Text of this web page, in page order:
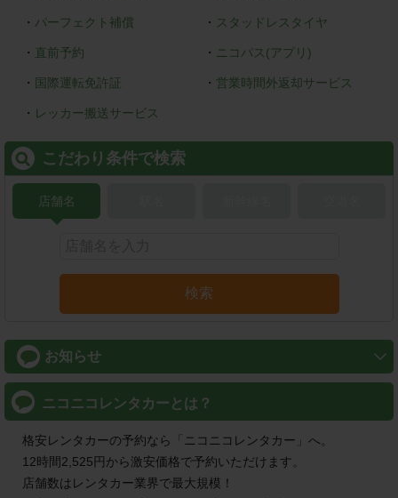
・ パーフェクト補償 ・ スタッドレスタイヤ
・ 直前予約 ・ ニコパス(アプリ)
・ 国際運転免許証 ・ 営業時間外返却サービス
・ レッカー搬送サービス
こだわり条件で検索
店舗名
検索
お知らせ
2026/08/01
ご利用後のアンケートご協力頂いた方に、抽選で素敵な景品を
プレゼント！
2026/08/01 OPEN
函館駅前店（北海道） ８／１オープン！
ニコニコレンタカーとは？
格安レンタカーの予約なら「ニコニコレンタカー」へ。
12時間2,525円から激安価格で予約いただけます。
店舗数はレンタカー業界で最大規模！